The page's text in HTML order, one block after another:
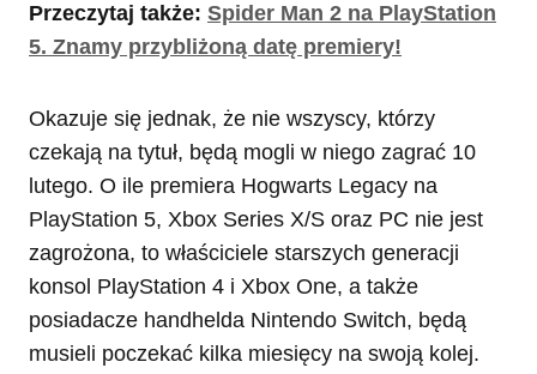
Przeczytaj także: Spider Man 2 na PlayStation
5. Znamy przybliżoną datę premiery!
Okazuje się jednak, że nie wszyscy, którzy
czekają na tytuł, będą mogli w niego zagrać 10
lutego. O ile premiera Hogwarts Legacy na
PlayStation 5, Xbox Series X/S oraz PC nie jest
zagrożona, to właściciele starszych generacji
konsol PlayStation 4 i Xbox One, a także
posiadacze handhelda Nintendo Switch, będą
musieli poczekać kilka miesięcy na swoją kolej.